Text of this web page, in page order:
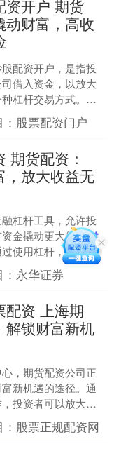
资开户 期货
动财富，高收
配资开户，是指投
借入资金，以放大
杠杆交易方式。杠
，但同时也会放大
票配资....
股票配资门户
期货配资：
，放大收益无
杠杆工具，允许投
金撬动更大的资金
使用杠杆，投资者
也能放大风险。 * **
永华证券
配资 上海期
解锁财富新机
，期货配资公司正
新机遇的途径。通
投资者可以放大其
资，从而获得更高
....股票正规配资网